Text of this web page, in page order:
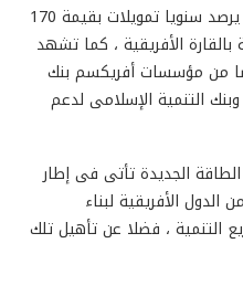
وأشار إلى أن بنك التنمية الأفريقى يرصد سنويا تمويلات بقيمة 170
بالقارة الأفريقية ، كما تشهد
من مؤسسات أفريكسم بنك
التنمية الإسلامى لدعم
الجديدة تأتى فى إطار
الأفريقية لبناء
التنمية ، فضلا عن تأهيل تلك